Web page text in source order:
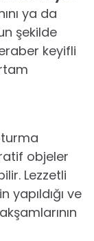
ya da
şekilde
keyifli
objeler
Lezzetli
ve